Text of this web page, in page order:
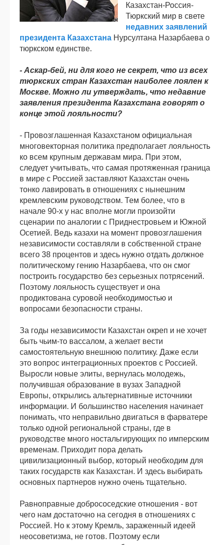
Казахстан-Россия-
Тюркский мир в свете
недавних заявлений
президента Казахстана Нурсултана Назарбаева о
тюркском единстве.
- Аскар-бей, ни для кого не секрет, что из всех
тюркских стран Казахстан наиболее лоялен к
Москве. Можно ли утверждать, что недавние
заявления президента Казахстана говорят о
конце этой лояльности?
- Провозглашенная Казахстаном официальная
многовекторная политика предполагает лояльность
ко всем крупным державам мира. При этом,
следует учитывать, что самая протяженная граница
в мире с Россией заставляют Казахстан очень
тонко лавировать в отношениях с нынешним
кремлевским руководством. Тем более, что в
начале 90-х у нас вполне могли произойти
сценарии по аналогии с Приднестровьем и Южной
Осетией. Ведь казахи на момент провозглашения
независимости составляли в собственной стране
всего 38 процентов и здесь нужно отдать должное
политическому гению Назарбаева, что он смог
построить государство без серьезных потрясений.
Поэтому лояльность существует и она
продиктована суровой необходимостью и
вопросами безопасности страны.
За годы независимости Казахстан окреп и не хочет
быть чьим-то вассалом, а желает вести
самостоятельную внешнюю политику. Даже если
это вопрос интеграционных проектов с Россией.
Выросли новые элиты, вернулась молодежь,
получившая образование в вузах Западной
Европы, открылись альтернативные источники
информации. И большинство населения начинает
понимать, что неправильно двигаться в фарватере
только одной региональной страны, где в
руководстве много ностальгирующих по имперским
временам. Приходит пора делать
цивилизационный выбор, который необходим для
таких государств как Казахстан. И здесь выбирать
основных партнеров нужно очень тщательно.
Равноправные добрососедские отношения - вот
чего нам достаточно на сегодня в отношениях с
Россией. Но к этому Кремль, зараженный идеей
неосоветизма, не готов. Поэтому если